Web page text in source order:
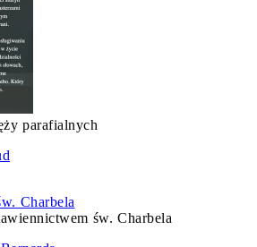
parafialnych
św. Charbela